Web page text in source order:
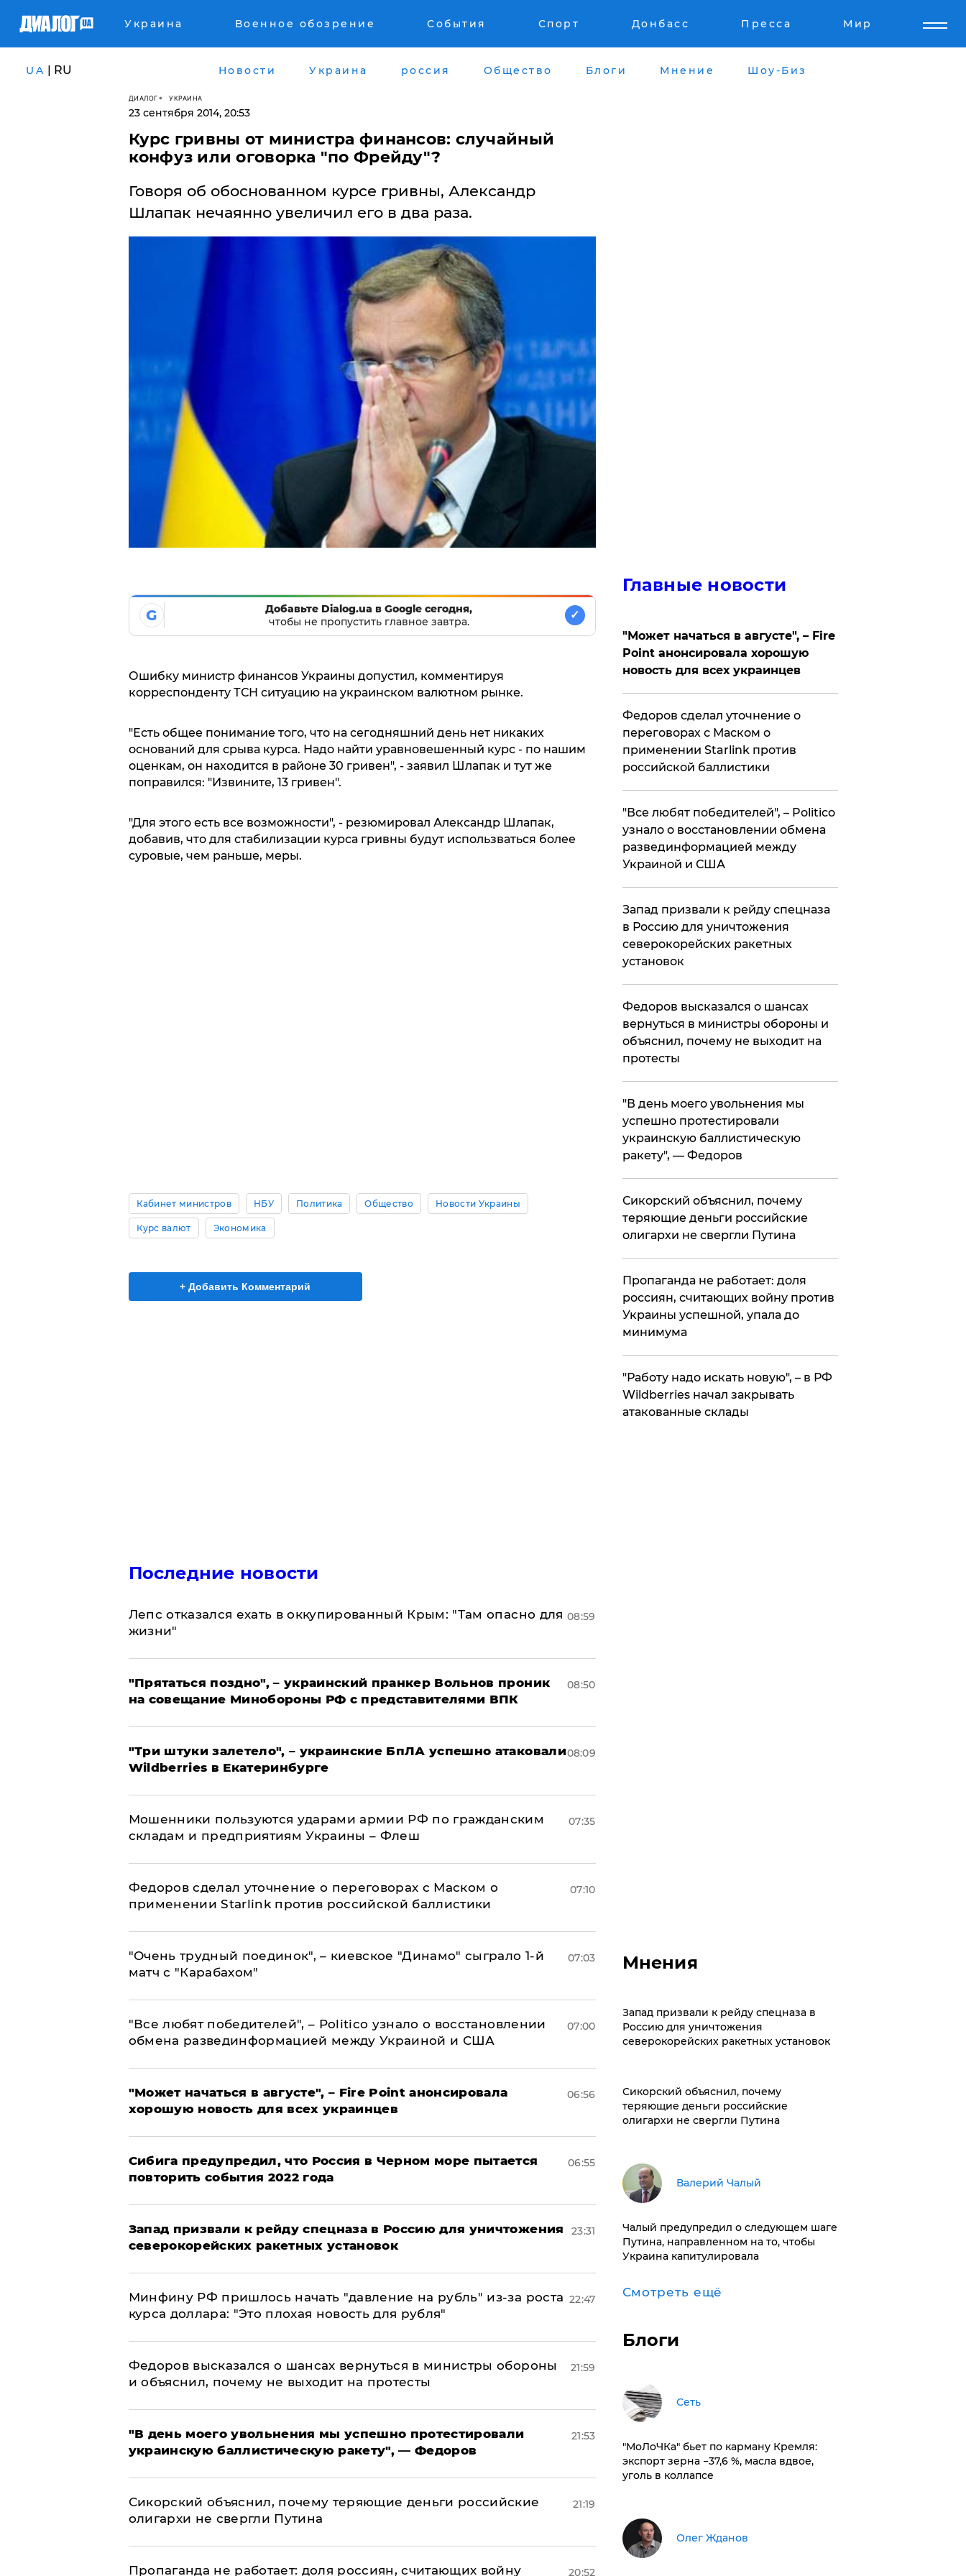
Украина Военное обозрение События Спорт Донбасс Пресса Мир
UA | RU Новости Украина россия Общество Блоги Мнение Шоу-Биз
ДИАЛОГ УКРАИНА
23 сентября 2014, 20:53
Курс гривны от министра финансов: случайный
конфуз или оговорка "по Фрейду"?
Говоря об обоснованном курсе гривны, Александр
Шлапак нечаянно увеличил его в два раза.
G
Добавьте Dialog.ua в Google сегодня,
чтобы не пропустить главное завтра.
✓
Ошибку министр финансов Украины допустил, комментируя
корреспонденту ТСН ситуацию на украинском валютном рынке.
"Есть общее понимание того, что на сегодняшний день нет никаких
оснований для срыва курса. Надо найти уравновешенный курс - по нашим
оценкам, он находится в районе 30 гривен", - заявил Шлапак и тут же
поправился: "Извините, 13 гривен".
"Для этого есть все возможности", - резюмировал Александр Шлапак,
добавив, что для стабилизации курса гривны будут использваться более
суровые, чем раньше, меры.
Кабинет министров НБУ Политика Общество Новости Украины
Курс валют Экономика
+ Добавить Комментарий
Последние новости
Лепс отказался ехать в оккупированный Крым: "Там опасно для
жизни"
08:59
"Прятаться поздно", – украинский пранкер Вольнов проник
на совещание Минобороны РФ с представителями ВПК
08:50
"Три штуки залетело", – украинские БпЛА успешно атаковали
Wildberries в Екатеринбурге
08:09
Мошенники пользуются ударами армии РФ по гражданским
складам и предприятиям Украины – Флеш
07:35
Федоров сделал уточнение о переговорах с Маском о
применении Starlink против российской баллистики
07:10
"Очень трудный поединок", – киевское "Динамо" сыграло 1-й
матч с "Карабахом"
07:03
​"Все любят победителей", – Politico узнало о восстановлении
обмена развединформацией между Украиной и США
07:00
"Может начаться в августе", – Fire Point анонсировала
хорошую новость для всех украинцев
06:56
Сибига предупредил, что Россия в Черном море пытается
повторить события 2022 года
06:55
Запад призвали к рейду спецназа в Россию для уничтожения
северокорейских ракетных установок
23:31
Минфину РФ пришлось начать "давление на рубль" из-за роста
курса доллара: "Это плохая новость для рубля"
22:47
Федоров высказался о шансах вернуться в министры обороны
и объяснил, почему не выходит на протесты
21:59
​"В день моего увольнения мы успешно протестировали
украинскую баллистическую ракету", — Федоров
21:53
Сикорский объяснил, почему теряющие деньги российские
олигархи не свергли Путина
21:19
​Пропаганда не работает: доля россиян, считающих войну 20:52
Главные новости
"Может начаться в августе", – Fire
Point анонсировала хорошую
новость для всех украинцев
Федоров сделал уточнение о
переговорах с Маском о
применении Starlink против
российской баллистики
​"Все любят победителей", – Politico
узнало о восстановлении обмена
развединформацией между
Украиной и США
Запад призвали к рейду спецназа
в Россию для уничтожения
северокорейских ракетных
установок
Федоров высказался о шансах
вернуться в министры обороны и
объяснил, почему не выходит на
протесты
​"В день моего увольнения мы
успешно протестировали
украинскую баллистическую
ракету", — Федоров
Сикорский объяснил, почему
теряющие деньги российские
олигархи не свергли Путина
​Пропаганда не работает: доля
россиян, считающих войну против
Украины успешной, упала до
минимума
"Работу надо искать новую", – в РФ
Wildberries начал закрывать
атакованные склады
Мнения
Запад призвали к рейду спецназа в
Россию для уничтожения
северокорейских ракетных установок
Сикорский объяснил, почему
теряющие деньги российские
олигархи не свергли Путина
Валерий Чалый
Чалый предупредил о следующем шаге
Путина, направленном на то, чтобы
Украина капитулировала
Смотреть ещё
Блоги
Сеть
​"МоЛоЧКа" бьет по карману Кремля:
экспорт зерна −37,6 %, масла вдвое,
уголь в коллапсе
Олег Жданов